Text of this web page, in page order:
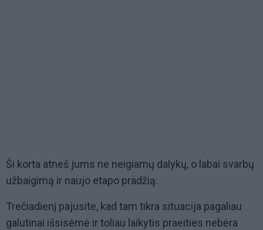
Ši korta atneš jums ne neigiamų dalykų, o labai svarbų
užbaigimą ir naujo etapo pradžią.
Trečiadienį pajusite, kad tam tikra situacija pagaliau
galutinai išsisėmė ir toliau laikytis praeities nebėra